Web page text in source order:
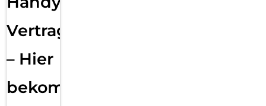
Vertragsabwicklung
– Hier
bekommst